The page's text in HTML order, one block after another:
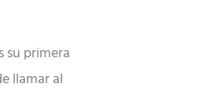
su primera
llamar al